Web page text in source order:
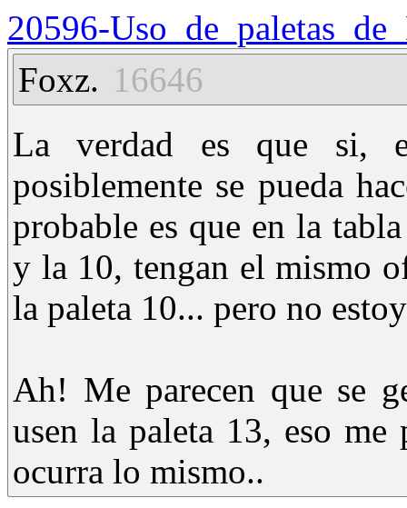
20596-
Foxz. 16646
La verdad es que si,
posiblemente se pueda
probable es que en la
y la 10, tengan el mismo
la paleta 10... pero no
Ah! Me parecen que se
usen la paleta 13, eso me
ocurra lo mismo..